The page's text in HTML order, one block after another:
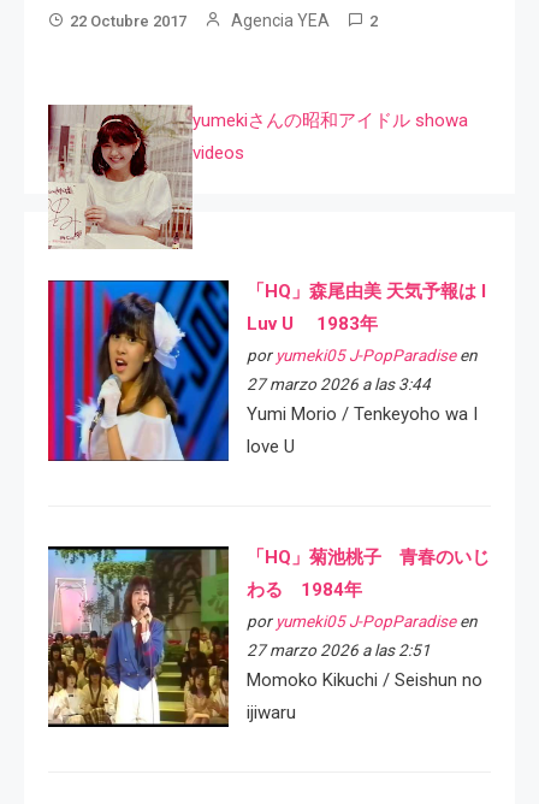
22 Octubre 2017 Agencia YEA 2
yumekiさんの昭和アイドル showa
videos
「HQ」森尾由美 天気予報は I
Luv U 1983年
por yumeki05 J-PopParadiseen
27 marzo 2026 a las 3:44
Yumi Morio / Tenkeyoho wa I
love U
「HQ」菊池桃子 青春のいじ
わる 1984年
por yumeki05 J-PopParadiseen
27 marzo 2026 a las 2:51
Momoko Kikuchi / Seishun no
ijiwaru